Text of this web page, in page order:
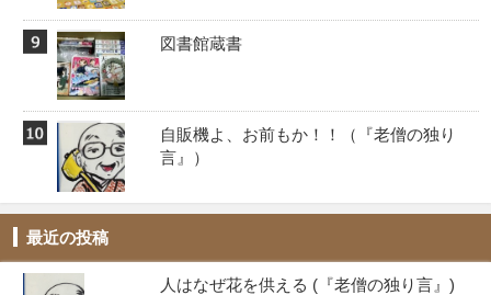
図書館蔵書
自販機よ、お前もか！！️（『老僧の独り
言』）
最近の投稿
人はなぜ花を供える (『老僧の独り言』)